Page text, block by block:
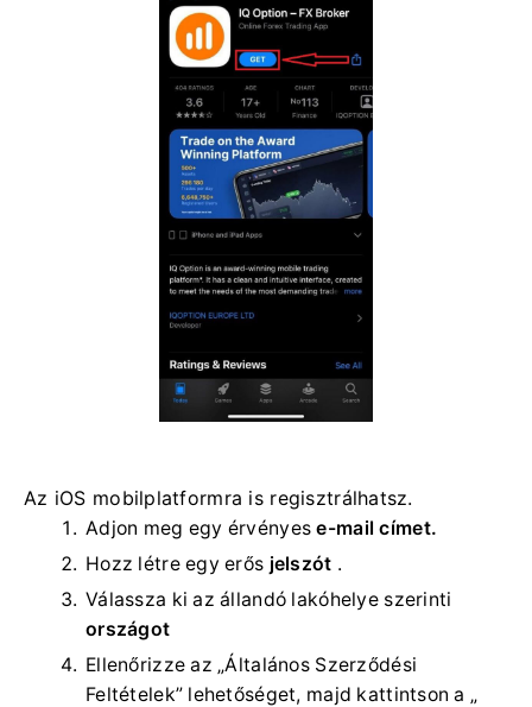
Az iOS mobilplatformra is regisztrálhatsz.
Adjon meg egy érvényese-mail címet.
Hozz létre egy erős jelszót .
Válassza kiaz állandó lakóhelye szerinti
országot
Ellenőrizze az „Általános Szerződési
Feltételek” lehetőséget, majd kattintson a „